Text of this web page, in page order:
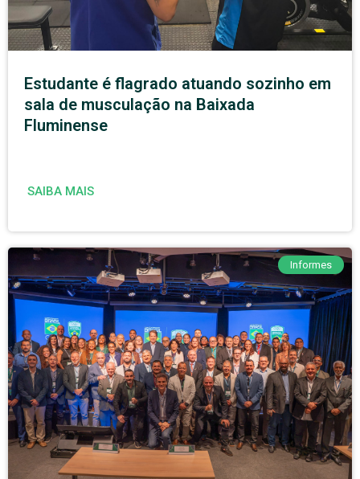
Estudante é flagrado atuando sozinho em
sala de musculação na Baixada
Fluminense
SAIBA MAIS
Informes